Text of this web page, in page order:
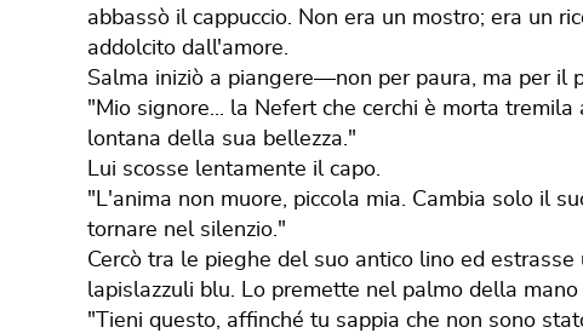
abbassò il cappuccio. Non era un mostro; era un
addolcito dall'amore.
​Salma iniziò a piangere—non per paura, ma per il
"Mio signore... la Nefert che cerchi è morta
lontana della sua bellezza."
​Lui scosse lentamente il capo.
"L'anima non muore, piccola mia. Cambia solo il
tornare nel silenzio."
​Cercò tra le pieghe del suo antico lino ed
lapislazzuli blu. Lo premette nel palmo della mano
"Tieni questo, affinché tu sappia che non sono